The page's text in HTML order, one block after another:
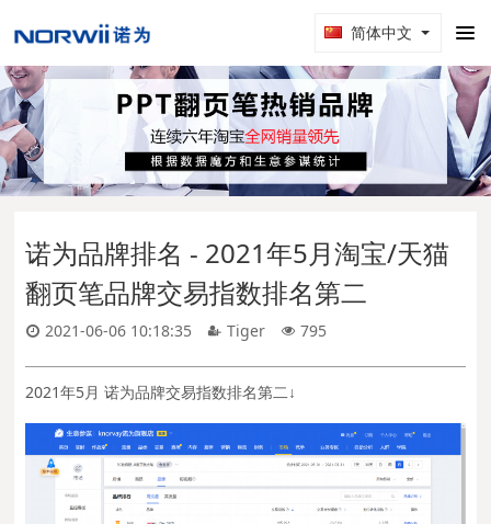
简体中文
诺为品牌排名 - 2021年5月淘宝/天猫
翻页笔品牌交易指数排名第二
2021-06-06 10:18:35 Tiger 795
2021年5月 诺为品牌交易指数排名第二↓